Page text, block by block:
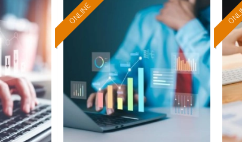
ONLINE